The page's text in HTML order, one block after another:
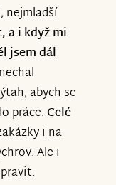
, nejmladší
a i když mi
jsem dál
abych se
práce.Celé
i na
Ale i